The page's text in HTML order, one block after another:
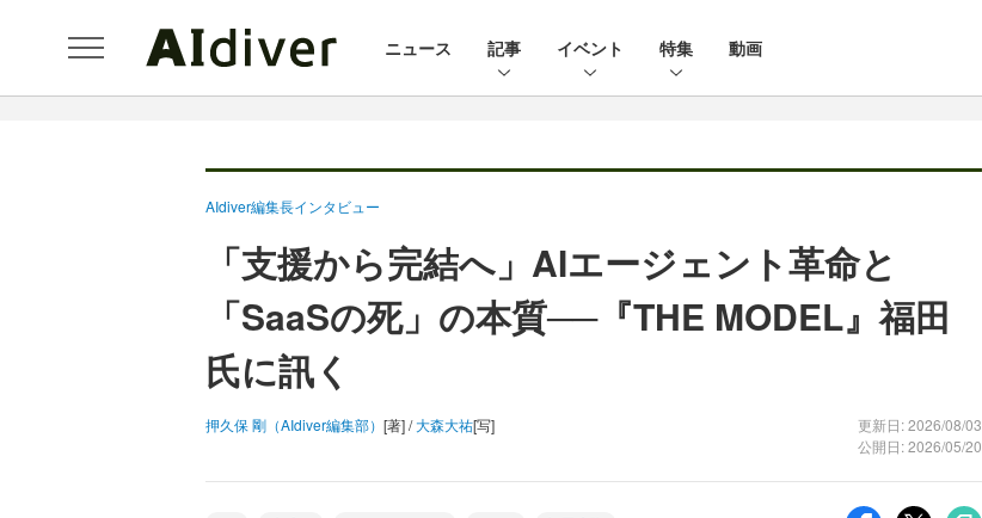
ニュース 記事 イベント 特集 動画
AIdiver編集長インタビュー
「支援から完結へ」AIエージェント革命と
「SaaSの死」の本質──『THE MODEL』福田
氏に訊く
押久保 剛（AIdiver編集部） [著] /大森大祐[写]
更新日: 2026/08/03
公開日: 2026/05/20